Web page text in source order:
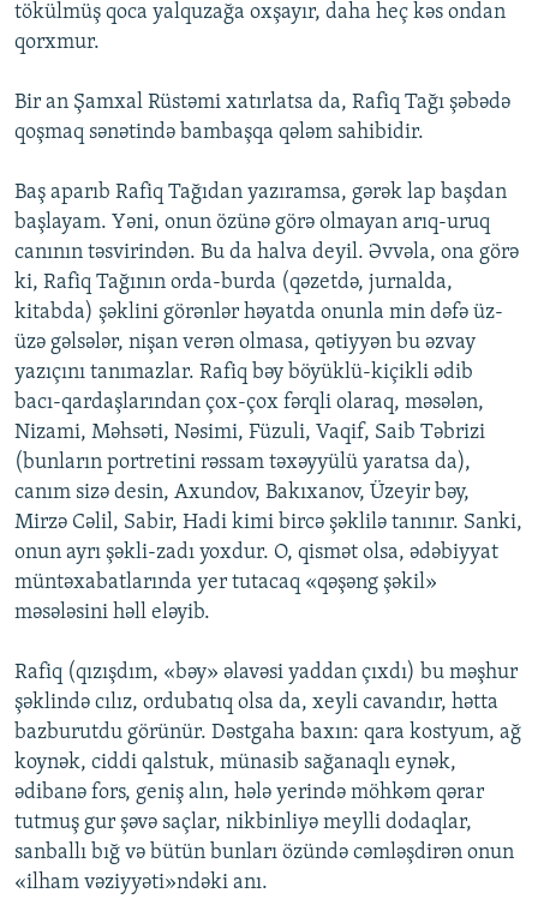
tökülmüş qoca yalquzağa oxşayır, daha heç kəs ondan
qorxmur.
Bir an Şamxal Rüstəmi xatırlatsa da, Rafiq Tağı şəbədə
qoşmaq sənətində bambaşqa qələm sahibidir.
Baş aparıb Rafiq Tağıdan yazıramsa, gərək lap başdan
başlayam. Yəni, onun özünə görə olmayan arıq-uruq
canının təsvirindən. Bu da halva deyil. Əvvəla, ona görə
ki, Rafiq Tağının orda-burda (qəzetdə, jurnalda,
kitabda) şəklini görənlər həyatda onunla min dəfə üz-
üzə gəlsələr, nişan verən olmasa, qətiyyən bu əzvay
yazıçını tanımazlar. Rafiq bəy böyüklü-kiçikli ədib
bacı-qardaşlarından çox-çox fərqli olaraq, məsələn,
Nizami, Məhsəti, Nəsimi, Füzuli, Vaqif, Saib Təbrizi
(bunların portretini rəssam təxəyyülü yaratsa da),
canım sizə desin, Axundov, Bakıxanov, Üzeyir bəy,
Mirzə Cəlil, Sabir, Hadi kimi bircə şəklilə tanınır. Sanki,
onun ayrı şəkli-zadı yoxdur. O, qismət olsa, ədəbiyyat
müntəxabatlarında yer tutacaq «qəşəng şəkil»
məsələsini həll eləyib.
Rafiq (qızışdım, «bəy» əlavəsi yaddan çıxdı) bu məşhur
şəklində cılız, ordubatıq olsa da, xeyli cavandır, hətta
bazburutdu görünür. Dəstgaha baxın: qara kostyum, ağ
koynək, ciddi qalstuk, münasib sağanaqlı eynək,
ədibanə fors, geniş alın, hələ yerində möhkəm qərar
tutmuş gur şəvə saçlar, nikbinliyə meylli dodaqlar,
sanballı bığ və bütün bunları özündə cəmləşdirən onun
«ilham vəziyyəti»ndəki anı.